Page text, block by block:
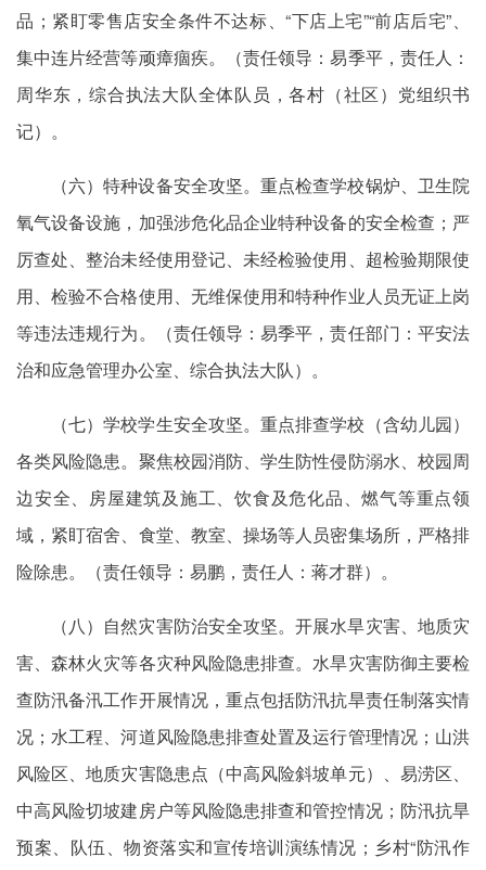
品；紧盯零售店安全条件不达标、“下店上宅”“前店后宅”、
集中连片经营等顽瘴痼疾。（责任领导：易季平，责任人：
周华东，综合执法大队全体队员，各村（社区）党组织书
记）。
（六）特种设备安全攻坚。重点检查学校锅炉、卫生院
氧气设备设施，加强涉危化品企业特种设备的安全检查；严
厉查处、整治未经使用登记、未经检验使用、超检验期限使
用、检验不合格使用、无维保使用和特种作业人员无证上岗
等违法违规行为。（责任领导：易季平，责任部门：平安法
治和应急管理办公室、综合执法大队）。
（七）学校学生安全攻坚。重点排查学校（含幼儿园）
各类风险隐患。聚焦校园消防、学生防性侵防溺水、校园周
边安全、房屋建筑及施工、饮食及危化品、燃气等重点领
域，紧盯宿舍、食堂、教室、操场等人员密集场所，严格排
险除患。（责任领导：易鹏，责任人：蒋才群）。
（八）自然灾害防治安全攻坚。开展水旱灾害、地质灾
害、森林火灾等各灾种风险隐患排查。水旱灾害防御主要检
查防汛备汛工作开展情况，重点包括防汛抗旱责任制落实情
况；水工程、河道风险隐患排查处置及运行管理情况；山洪
风险区、地质灾害隐患点（中高风险斜坡单元）、易涝区、
中高风险切坡建房户等风险隐患排查和管控情况；防汛抗旱
预案、队伍、物资落实和宣传培训演练情况；乡村“防汛作